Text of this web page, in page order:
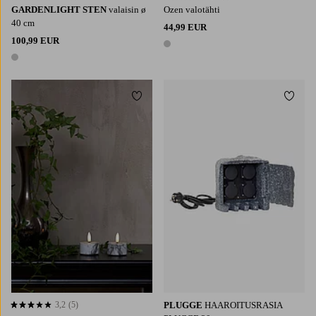
GARDENLIGHT STEN valaisin ø
40 cm
100,99 EUR
1 väri
Ozen valotähti
44,99 EUR
1 väri
3,2 perustuen 5 arvosanaan
3,2 (5)
Lisää suosikkeihin
PLUGGE HAAROITUSRASIA
Lisää